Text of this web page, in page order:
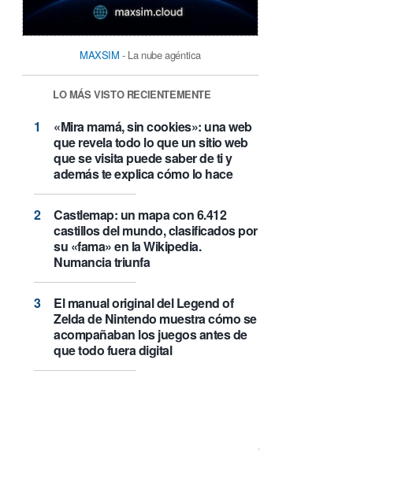
MAXSIM - La nube agéntica
LO MÁS VISTO RECIENTEMENTE
«Mira mamá, sin cookies»: una web
que revela todo lo que un sitio web
que se visita puede saber de ti y
además te explica cómo lo hace
Castlemap: un mapa con 6.412
castillos del mundo, clasificados por
su «fama» en la Wikipedia.
Numancia triunfa
El manual original del Legend of
Zelda de Nintendo muestra cómo se
acompañaban los juegos antes de
que todo fuera digital